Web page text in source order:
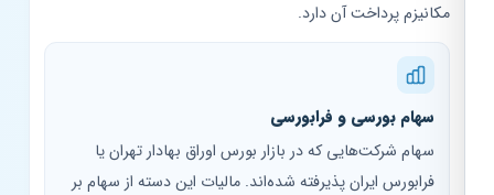
مکانیزم پرداخت آن دارد.
سهام بورسی و فرابورسی
سهام شرکت‌هایی که در بازار بورس اوراق بهادار تهران یا
فرابورس ایران پذیرفته شده‌اند. مالیات این دسته از سهام بر